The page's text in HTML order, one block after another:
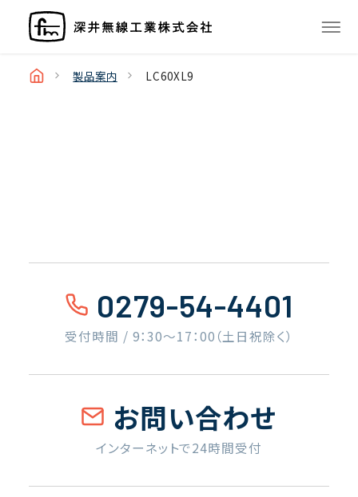
製品案内 LC60XL9
0279-54-4401
受付時間 / 9：30〜17：00（土日祝除く）
お問い合わせ
インターネットで24時間受付